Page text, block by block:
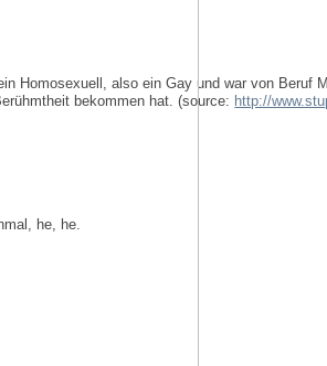
Homosexuell, also ein Gay und war von Beruf
bekommen hat. (source: http://
he, he.